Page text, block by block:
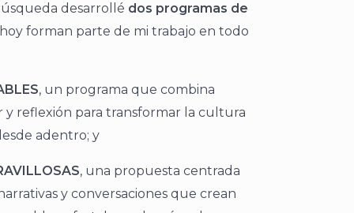
desarrollé dos programas de
forman parte de mi trabajo en todo
, un programa que combina
y reflexión para transformar la cultura
adentro; y
, una propuesta centrada
y conversaciones que crean